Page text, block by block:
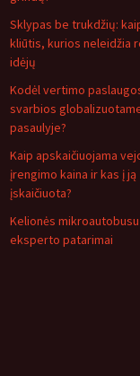
Sklypas be trukdžių:
kliūtis, kurios neleidžia
idėjų
Kodėl vertimo
svarbios
pasaulyje?
Kaip apskaičiuojama
įrengimo kaina ir kas į ją
įskaičiuota?
Kelionės
eksperto patarimai